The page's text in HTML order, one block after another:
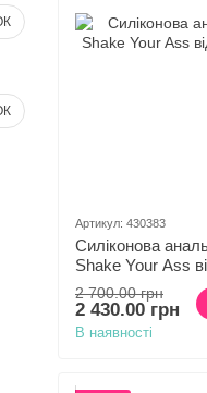
Артикул: 430383
Силіконова
Shake Your Ass
2 700.00 грн
2 430.00 грн
В наявності